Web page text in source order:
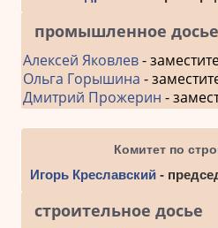
промышленное досье
Алексей Яковлев-
Ольга Горышина -
Дмитрий Прожерин -
Комитет по
Игорь Креславский -
строительное досье